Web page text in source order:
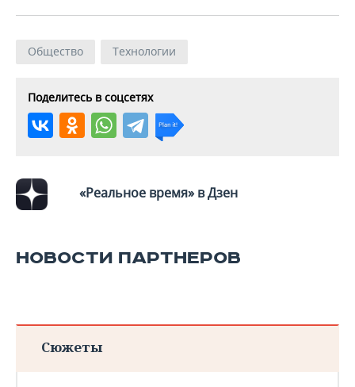
КИБЕРСПОРТ
ФИГУРНОЕ КАТАНИЕ
ХОККЕЙ С МЯЧОМ
КУЛЬТУРА
МЕДИЦИНА
ПРОИСШЕСТВИЯ
СПИСОК КОМПАНИЙ
Общество Технологии
Поделитесь в соцсетях
«Реальное время» в Дзен
НОВОСТИ ПАРТНЕРОВ
Сюжеты